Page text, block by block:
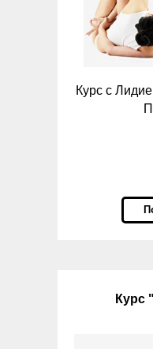
Курс с
Курс